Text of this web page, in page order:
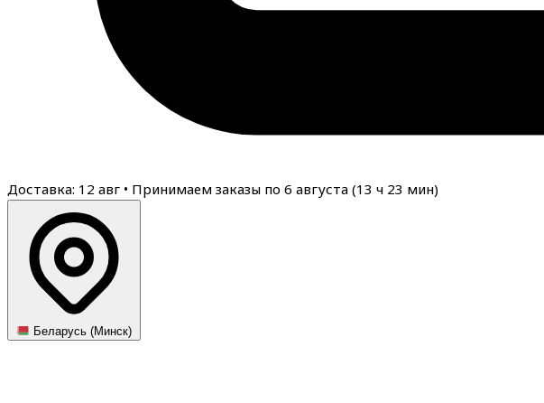
Доставка: 12 авг • Принимаем заказы по 6 августа (13 ч 23 мин)
Беларусь (Минск)